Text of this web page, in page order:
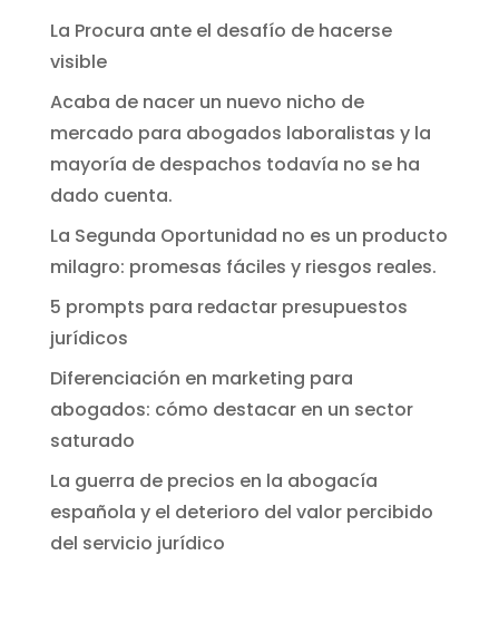
La Procura ante el desafío de hacerse
visible
Acaba de nacer un nuevo nicho de
mercado para abogados laboralistas y la
mayoría de despachos todavía no se ha
dado cuenta.
La Segunda Oportunidad no es un producto
milagro: promesas fáciles y riesgos reales.
5 prompts para redactar presupuestos
jurídicos
Diferenciación en marketing para
abogados: cómo destacar en un sector
saturado
La guerra de precios en la abogacía
española y el deterioro del valor percibido
del servicio jurídico